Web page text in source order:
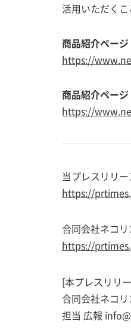
活用いただく
商品紹介ページ
https://
商品紹介ペー
https://
当プレスリリ
https://
合同会社ネコ
https://
[本プレスリリ
合同会社ネコ
担当 広報